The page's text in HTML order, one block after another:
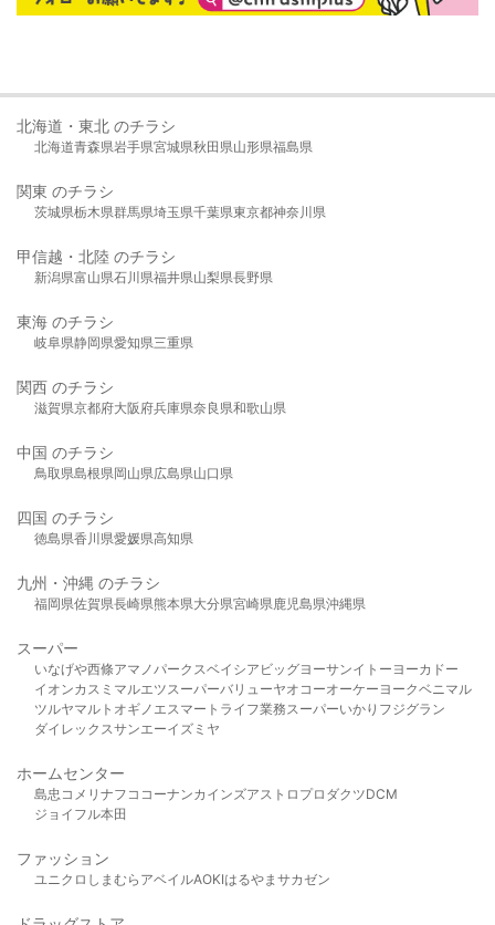
北海道・東北 のチラシ
北海道青森県岩手県宮城県秋田県山形県福島県
関東 のチラシ
茨城県栃木県群馬県埼玉県千葉県東京都神奈川県
甲信越・北陸 のチラシ
新潟県富山県石川県福井県山梨県長野県
東海 のチラシ
岐阜県静岡県愛知県三重県
関西 のチラシ
滋賀県京都府大阪府兵庫県奈良県和歌山県
中国 のチラシ
鳥取県島根県岡山県広島県山口県
四国 のチラシ
徳島県香川県愛媛県高知県
九州・沖縄 のチラシ
福岡県佐賀県長崎県熊本県大分県宮崎県鹿児島県沖縄県
スーパー
いなげや西條アマノパークスベイシア ビッグヨーサンイトーヨーカドー
イオンカスミ マルエツスーパーバリューヤオコーオーケー ヨークベニマル
ツルヤマルト オギノ エスマート ライフ業務スーパーいかり フジグラン
ダイレックスサンエーイズミヤ
ホームセンター
島忠 コメリ ナフコ コーナンカインズアストロプロダクツDCM
ジョイフル本田
ファッション
ユニクロ しまむら アベイルAOKIはるやま サカゼン